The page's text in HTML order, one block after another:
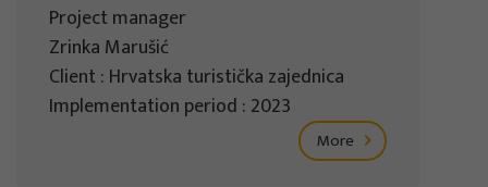
Project manager
Zrinka Marušić
Client : Hrvatska turistička zajednica
Implementation period : 2023
More